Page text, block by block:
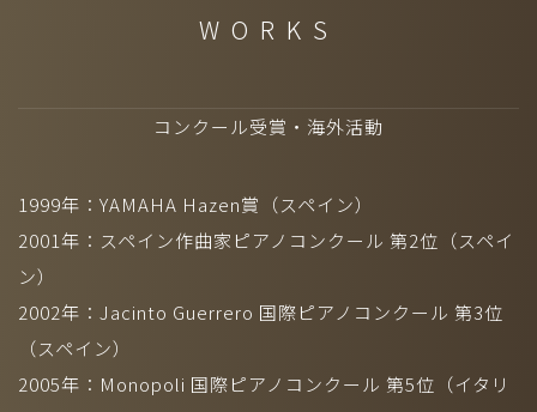
WORKS
コンクール受賞・海外活動
1999年：YAMAHA Hazen賞（スペイン）
2001年：スペイン作曲家ピアノコンクール 第2位（スペイ
ン）
2002年：Jacinto Guerrero 国際ピアノコンクール 第3位
（スペイン）
2005年：Monopoli 国際ピアノコンクール 第5位（イタリ